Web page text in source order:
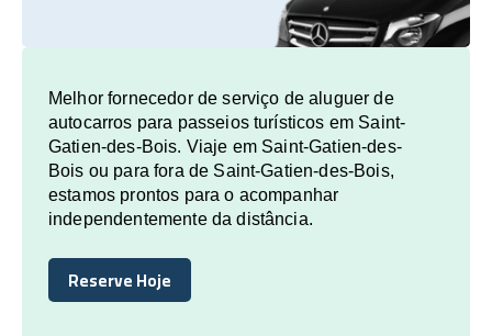
Melhor fornecedor de serviço de aluguer de
autocarros para passeios turísticos em Saint-
Gatien-des-Bois. Viaje em Saint-Gatien-des-
Bois ou para fora de Saint-Gatien-des-Bois,
estamos prontos para o acompanhar
independentemente da distância.
Reserve Hoje
Reserve Hoje